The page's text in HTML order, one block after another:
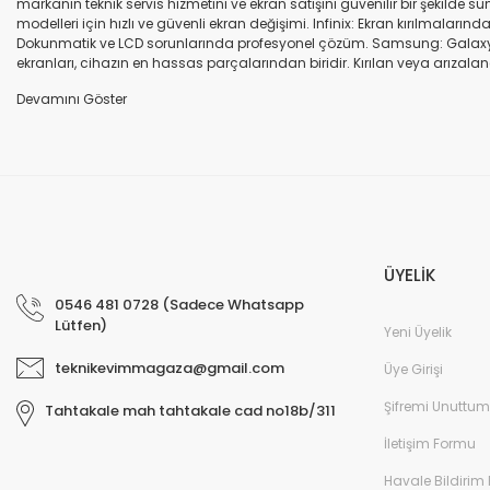
markanın teknik servis hizmetini ve ekran satışını güvenilir bir şekilde
modelleri için hızlı ve güvenli ekran değişimi. Infinix: Ekran
Dokunmatik ve LCD sorunlarında profesyonel çözüm. Samsung:
ekranları, cihazın en hassas parçalarından biridir. Kırılan veya
uyumlu olup olmadığına dikkat ediniz. HK-ZY-A.Kalite ekran: Daha
0546 481 0728 (Sadece Whatsapp
Lütfen)
teknikevimmagaza@gmail.com
Tahtakale mah tahtakale cad no18b/311
ÜYELİK
Yeni Üyelik
Üye Girişi
Şifremi Unuttum
İletişim Formu
Havale Bildirim